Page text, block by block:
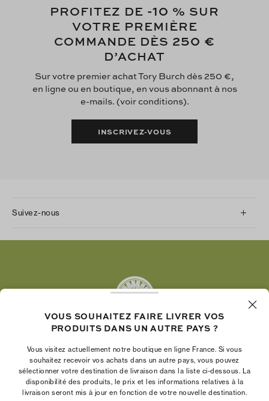
PROFITEZ DE -10 % SUR
VOTRE PREMIÈRE
COMMANDE DÈS 250 €
D’ACHAT
Sur votre premier achat Tory Burch dès 250 €,
en ligne ou en boutique, en vous abonnant à nos
e-mails. (voir conditions).
INSCRIVEZ-VOUS
Suivez-nous
Pinterest
La Fondation Tory Burch renforce le pouvoir
économique des femmes en aidant les
entrepreneures à créer des entreprises pérennes
VOUS SOUHAITEZ FAIRE LIVRER VOS
PRODUITS DANS UN AUTRE PAYS ?
Vous visitez actuellement notre boutique en ligne France. Si vous
souhaitez recevoir vos achats dans un autre pays, vous pouvez
sélectionner votre destination de livraison dans la liste ci-dessous. La
disponibilité des produits, le prix et les informations relatives à la
livraison seront mis à jour en fonction de votre nouvelle destination.